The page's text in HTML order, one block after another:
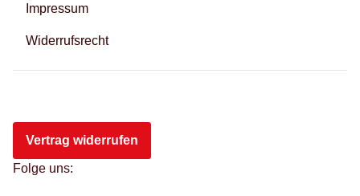
Impressum
Widerrufsrecht
Vertrag widerrufen
Folge uns: